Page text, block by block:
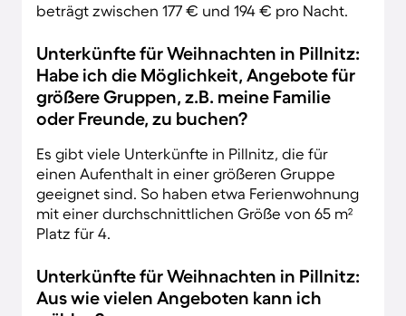
beträgt zwischen 177 € und 194 € pro Nacht.
Unterkünfte für Weihnachten in Pillnitz:
Habe ich die Möglichkeit, Angebote für
größere Gruppen, z.B. meine Familie
oder Freunde, zu buchen?
Es gibt viele Unterkünfte in Pillnitz, die für
einen Aufenthalt in einer größeren Gruppe
geeignet sind. So haben etwa Ferienwohnung
mit einer durchschnittlichen Größe von 65 m²
Platz für 4.
Unterkünfte für Weihnachten in Pillnitz:
Aus wie vielen Angeboten kann ich